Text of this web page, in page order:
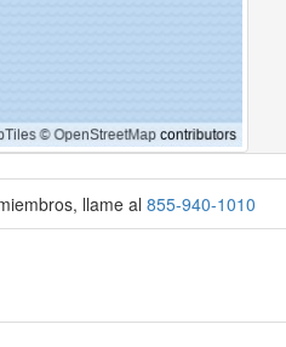
llame al 855-940-1010